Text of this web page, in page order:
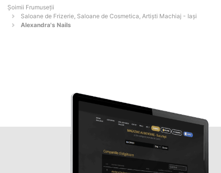
Șoimii Frumuseții
Saloane de Frizerie, Saloane de Cosmetica, Artiști Machiaj - Iaşi
Alexandra's Nails